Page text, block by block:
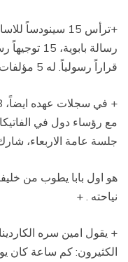
قراراً رسولياً. له 5 مؤلفات، وتجاوز عدد خطبه الـ20 الفاً.
جلسة عامة الاربعاء، شارك فيها
هو اول بابا يطوب من
نياحته . +
+ يقول امين سره
الكثيرون: كم ساعة كان